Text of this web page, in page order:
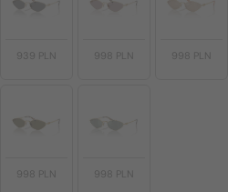
939 PLN 998 PLN 998 PLN
998 PLN 998 PLN